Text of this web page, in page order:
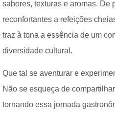
sabores, texturas e aromas. De
reconfortantes a refeições
traz à tona a essência de um
diversidade cultural.
Que tal se aventurar e
Não se esqueça de
tornando essa jornada